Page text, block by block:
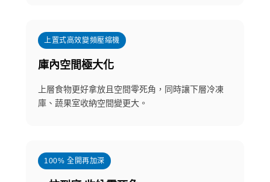
上置式高效變頻壓縮機
庫內空間極大化
上層食物更好拿放且空間零死角，同時讓下層冷凍
庫、蔬果室收納空間變更大。
100% 全開再加深